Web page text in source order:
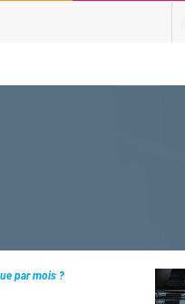
par mois ?